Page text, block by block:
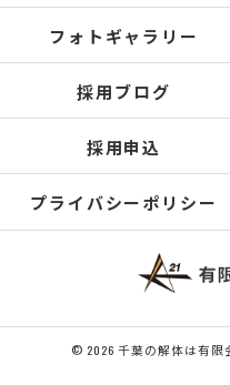
フォトギャラリー
採用ブログ
採用申込
プライバシーポリシー
© 2026 千葉の解体は有限会